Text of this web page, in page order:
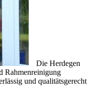
Die Herdegen
Rahmenreinigung
und qualitätsgerecht